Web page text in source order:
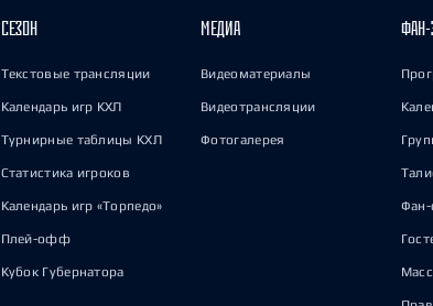
СЕЗОН
Текстовые трансляции
Календарь игр КХЛ
Турнирные таблицы КХЛ
Статистика игроков
Календарь игр «Торпедо»
Плей-офф
Кубок Губернатора
МЕДИА
Видеоматериалы
Видеотрансляции
Фотогалерея
ФАН-
Фан-